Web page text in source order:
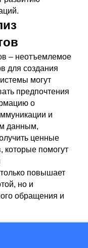
– неотъемлемое
для создания
могут
предпочтения
о
и
данным,
ценные
которые помогут
повышает
но и
обращения и